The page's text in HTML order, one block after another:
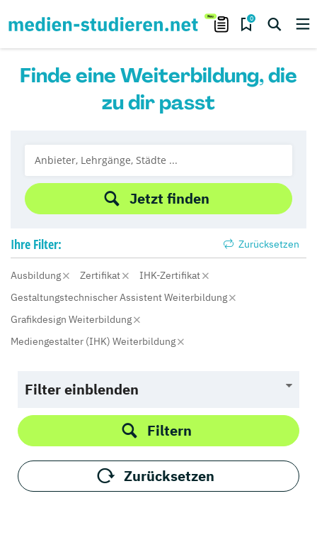
0
Finde eine Weiterbildung, die
zu dir passt
Jetzt finden
Ihre Filter: Zurücksetzen
Ausbildung Zertifikat
IHK-Zertifikat
Gestaltungstechnischer Assistent Weiterbildung
Grafikdesign Weiterbildung
Mediengestalter (IHK) Weiterbildung
Filter einblenden
Filtern
Zurücksetzen